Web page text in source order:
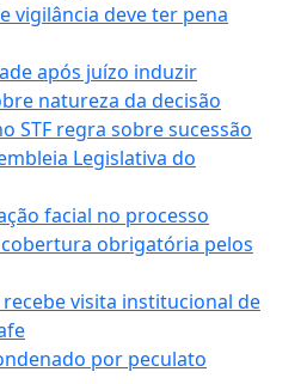
vigilância deve ter pena
após juízo induzir
natureza da decisão
STF regra sobre sucessão
Legislativa do
facial no processo
obrigatória pelos
visita institucional de
por peculato